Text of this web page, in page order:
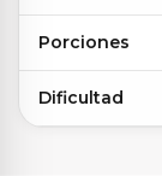
Porciones
Dificultad